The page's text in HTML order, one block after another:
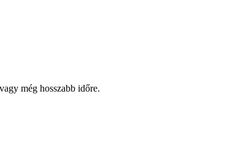
még hosszabb időre.